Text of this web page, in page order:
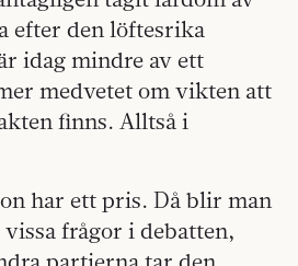
efter den löftesrika
idag mindre av ett
medvetet om vikten att
finns. Alltså i
har ett pris. Då blir man
frågor i debatten,